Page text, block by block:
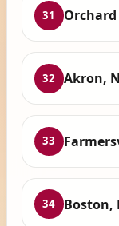
31 Orchard
32 Akron,
33
34 Boston,